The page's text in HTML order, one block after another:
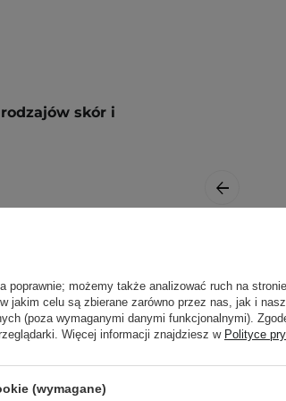
skór i
odpowiednią ilość
poprawnie; możemy także analizować ruch na
jakim celu są zbierane zarówno przez nas, jak i
(poza wymaganymi danymi funkcjonalnymi).
Więcej informacji znajdziesz w Polityce
(wymagane)